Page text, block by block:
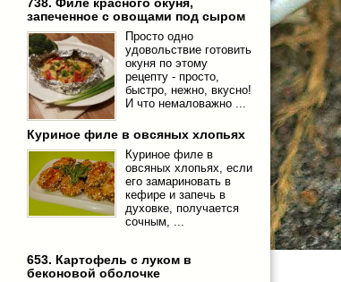
запеченное с овощами под сыром
Просто одно
удовольствие готовить
окуня по этому
рецепту - просто,
быстро, нежно, вкусно!
И что немаловажно ...
Куриное филе в овсяных хлопьях
Куриное филе в
овсяных хлопьях, если
его замариновать в
кефире и запечь в
духовке, получается
сочным, ...
653. Картофель с луком в
беконовой оболочке